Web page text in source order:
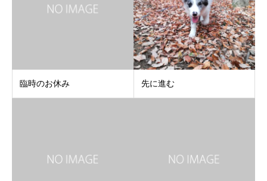
臨時のお休み 先に進む